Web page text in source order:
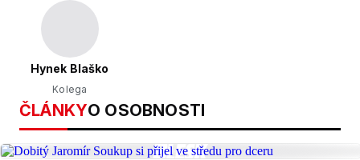
Hynek Blaško
Kolega
ČLÁNKYO OSOBNOSTI